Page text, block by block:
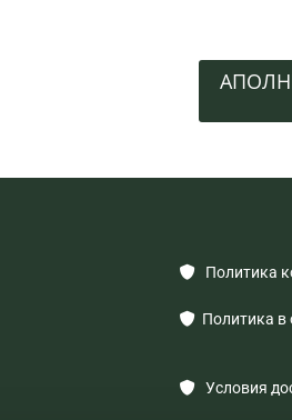
Политика
Политика в
Условия